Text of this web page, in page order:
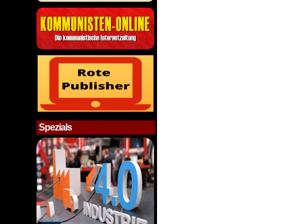
Spezials